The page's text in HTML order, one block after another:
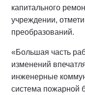
капитального
учреждении,
преобразований.
«Большая часть
изменений
инженерные
система пожарной